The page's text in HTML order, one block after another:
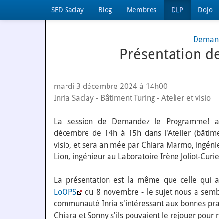
SED Saclay Blog Membres DLP Dojo
Présentation
mardi 3 décembre 2024 à 14h00
Inria Saclay - Bâtiment Turing - Atelier et visio
La session de Demandez le
décembre de 14h à 15h dans l'Atelier
visio, et sera animée par Chiara Marmo,
Lion, ingénieur au Laboratoire Irène Joliot-
La présentation est la même que celle
LoOPS
du 8 novembre - le sujet nous a
communauté Inria s'intéressant aux bonnes
Chiara et Sonny s'ils pouvaient le rejouer pour